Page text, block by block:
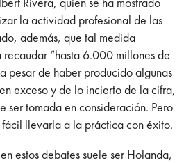
la actividad profesional de las
además, que tal medida
“hasta 6.000 millones de
pesar de haber producido algunas
exceso y de lo incierto de la cifra,
ser tomada en consideración. Pero
fácil llevarla a la práctica con éxito.
estos debates suele ser Holanda,